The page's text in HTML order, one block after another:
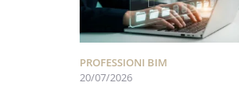
PROFESSIONI BIM
20/07/2026